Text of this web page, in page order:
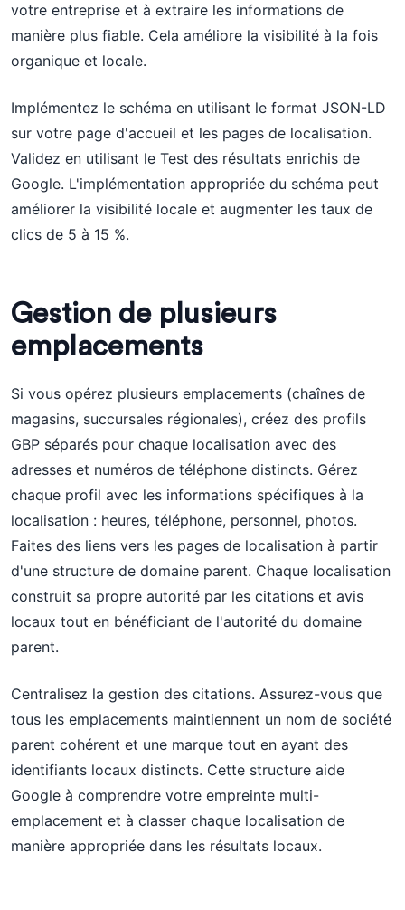
votre entreprise et à extraire les informations de
manière plus fiable. Cela améliore la visibilité à la fois
organique et locale.
Implémentez le schéma en utilisant le format JSON-LD
sur votre page d'accueil et les pages de localisation.
Validez en utilisant le Test des résultats enrichis de
Google. L'implémentation appropriée du schéma peut
améliorer la visibilité locale et augmenter les taux de
clics de 5 à 15 %.
Gestion de plusieurs
emplacements
Si vous opérez plusieurs emplacements (chaînes de
magasins, succursales régionales), créez des profils
GBP séparés pour chaque localisation avec des
adresses et numéros de téléphone distincts. Gérez
chaque profil avec les informations spécifiques à la
localisation : heures, téléphone, personnel, photos.
Faites des liens vers les pages de localisation à partir
d'une structure de domaine parent. Chaque localisation
construit sa propre autorité par les citations et avis
locaux tout en bénéficiant de l'autorité du domaine
parent.
Centralisez la gestion des citations. Assurez-vous que
tous les emplacements maintiennent un nom de société
parent cohérent et une marque tout en ayant des
identifiants locaux distincts. Cette structure aide
Google à comprendre votre empreinte multi-
emplacement et à classer chaque localisation de
manière appropriée dans les résultats locaux.